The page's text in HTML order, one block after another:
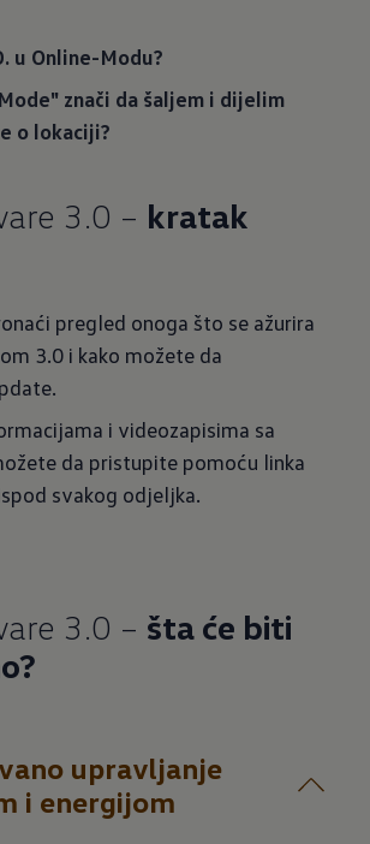
u Online-Modu?
znači da šaljem i dijelim
o lokaciji?
3.0 – kratak
pregled onoga što se ažurira
3.0 i kako možete da
i videozapisima sa
da pristupite pomoću linka
svakog odjeljka.
3.0 – šta će biti
upravljanje
i energijom